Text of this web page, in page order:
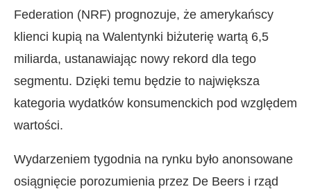
Federation (NRF) prognozuje, że amerykańscy
klienci kupią na Walentynki biżuterię wartą 6,5
miliarda, ustanawiając nowy rekord dla tego
segmentu. Dzięki temu będzie to największa
kategoria wydatków konsumenckich pod względem
wartości.
Wydarzeniem tygodnia na rynku było anonsowane
osiągnięcie porozumienia przez De Beers i rząd